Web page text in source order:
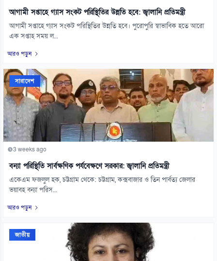
আগামী সপ্তাহে গ্যাস সংকট পরিস্থিতির উন্নতি হবে: জ্বালানি প্রতিমন্ত্রী
আগামী সপ্তাহে গ্যাস সংকট পরিস্থিতির উন্নতি হবে। পুরোপুরি স্বাভাবিক হতে আরো
এক সপ্তাহ সময় ল...
আরও পড়ুন
সারাদেশ
3 weeks ago
বন্যা পরিস্থিতি সার্বক্ষণিক পর্যবেক্ষণে সরকার: জ্বালানি প্রতিমন্ত্রী
একেএম ফজলুল হক, চট্টগ্রাম থেকে: চট্টগ্রাম, কক্সবাজার ও তিন পার্বত্য জেলার
ভয়াবহ বন্যা পরিস...
আরও পড়ুন
জাতীয়